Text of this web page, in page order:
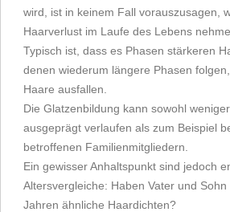
wird, ist in keinem Fall vorauszusagen,
Haarverlust im Laufe des Lebens
Typisch ist, dass es Phasen stärkeren
denen wiederum längere Phasen
Haare ausfallen.
Die Glatzenbildung kann sowohl
ausgeprägt verlaufen als zum Beispiel
betroffenen Familienmitgliedern.
Ein gewisser Anhaltspunkt sind jedoch
Altersvergleiche: Haben Vater und
Jahren ähnliche Haardichten?